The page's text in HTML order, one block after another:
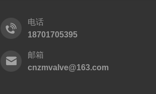
电话
18701705395
邮箱
cnzmvalve@163.com